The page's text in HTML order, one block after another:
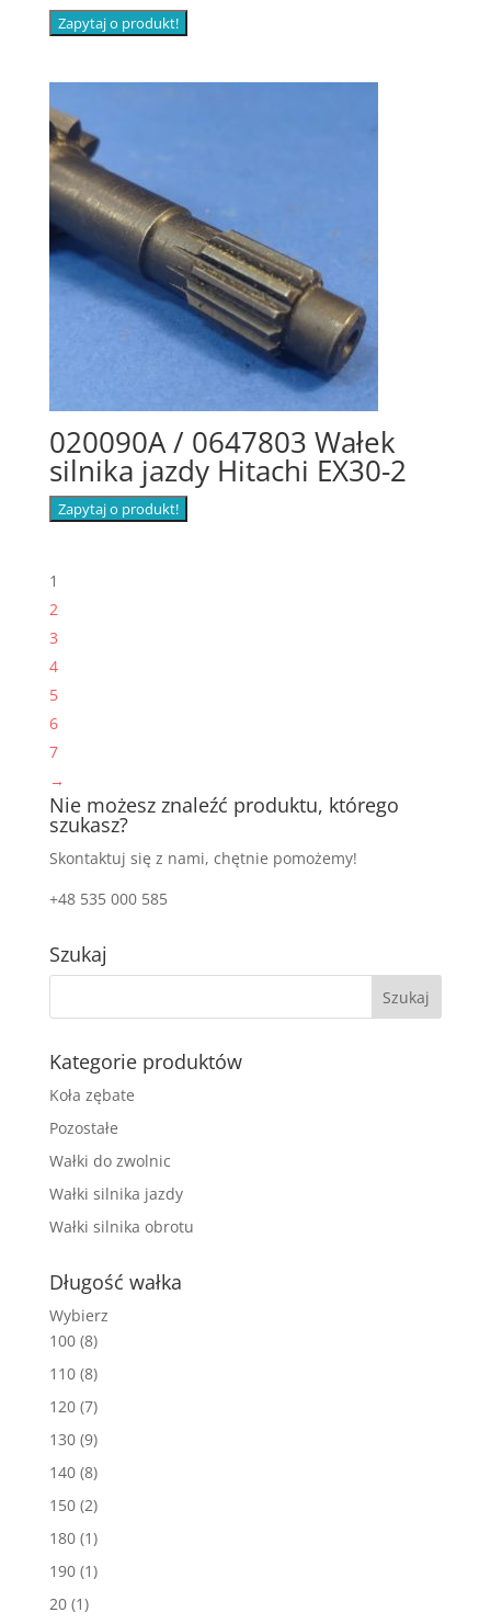
Zapytaj o produkt!
020090A / 0647803 Wałek
silnika jazdy Hitachi EX30-2
Zapytaj o produkt!
1
2
3
4
5
6
7
→
Nie możesz znaleźć produktu, którego
szukasz?
Skontaktuj się z nami, chętnie pomożemy!
+48 535 000 585
Szukaj
Kategorie produktów
Koła zębate
Pozostałe
Wałki do zwolnic
Wałki silnika jazdy
Wałki silnika obrotu
Długość wałka
Wybierz
100 (8)
110 (8)
120 (7)
130 (9)
140 (8)
150 (2)
180 (1)
190 (1)
20 (1)